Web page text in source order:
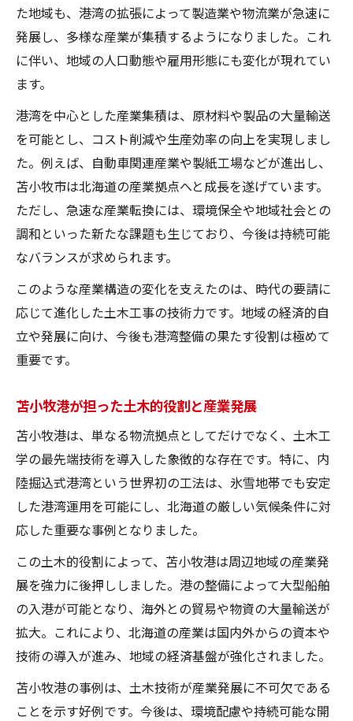
た地域も、港湾の拡張によって製造業や物流業が急速に
発展し、多様な産業が集積するようになりました。これ
に伴い、地域の人口動態や雇用形態にも変化が現れてい
ます。
港湾を中心とした産業集積は、原材料や製品の大量輸送
を可能とし、コスト削減や生産効率の向上を実現しまし
た。例えば、自動車関連産業や製紙工場などが進出し、
苫小牧市は北海道の産業拠点へと成長を遂げています。
ただし、急速な産業転換には、環境保全や地域社会との
調和といった新たな課題も生じており、今後は持続可能
なバランスが求められます。
このような産業構造の変化を支えたのは、時代の要請に
応じて進化した土木工事の技術力です。地域の経済的自
立や発展に向け、今後も港湾整備の果たす役割は極めて
重要です。
苫小牧港が担った土木的役割と産業発展
苫小牧港は、単なる物流拠点としてだけでなく、土木工
学の最先端技術を導入した象徴的な存在です。特に、内
陸掘込式港湾という世界初の工法は、氷雪地帯でも安定
した港湾運用を可能にし、北海道の厳しい気候条件に対
応した重要な事例となりました。
この土木的役割によって、苫小牧港は周辺地域の産業発
展を強力に後押ししました。港の整備によって大型船舶
の入港が可能となり、海外との貿易や物資の大量輸送が
拡大。これにより、北海道の産業は国内外からの資本や
技術の導入が進み、地域の経済基盤が強化されました。
苫小牧港の事例は、土木技術が産業発展に不可欠である
ことを示す好例です。今後は、環境配慮や持続可能な開